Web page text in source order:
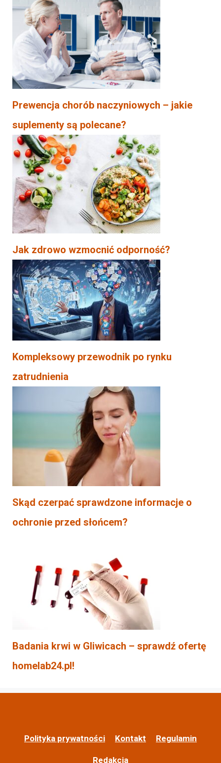
Prewencja chorób naczyniowych – jakie
suplementy są polecane?
Jak zdrowo wzmocnić odporność?
Kompleksowy przewodnik po rynku
zatrudnienia
Skąd czerpać sprawdzone informacje o
ochronie przed słońcem?
Badania krwi w Gliwicach – sprawdź ofertę
homelab24.pl!
Polityka prywatności Kontakt Regulamin
Redakcja